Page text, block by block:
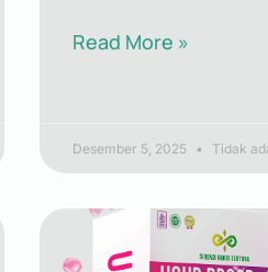
Read More »
Desember 5, 2025 Tidak